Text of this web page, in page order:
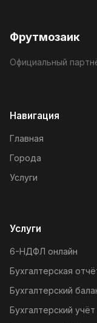
Фрутмозаик
Официальный
Навигация
Главная
Города
Услуги
Услуги
6-НДФЛ онлайн
Бухгалтерская
Бухгалтерский
Бухгалтерский